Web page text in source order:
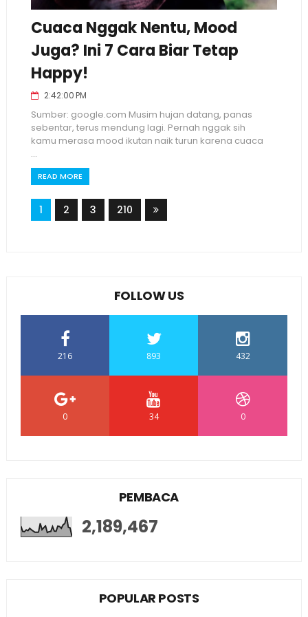
Cuaca Nggak Nentu, Mood
Juga? Ini 7 Cara Biar Tetap
Happy!
2:42:00 PM
Sumber: google.com Musim hujan datang, panas
sebentar, terus mendung lagi. Pernah nggak sih
kamu merasa mood ikutan naik turun karena cuaca
...
READ MORE
1 2 3 210
FOLLOW US
216 893 432
0 34 0
PEMBACA
2,189,467
POPULAR POSTS